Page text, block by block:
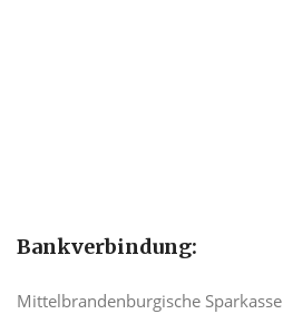
Bankverbindung:
Mittelbrandenburgische Sparkasse